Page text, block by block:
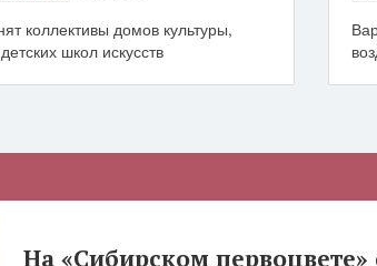
коллективы домов культуры,
школ искусств
На «Сибирском первоцвете»
В Красноярском крае растёт